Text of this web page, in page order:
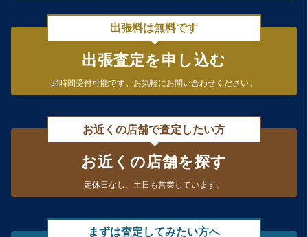
出張料は無料です
出張査定を申し込む
24時間受付可能です。 お気軽にお問い合わせください。
お近くの店舗で査定したい方
お近くの店舗を探す
定休日なし、 土日も営業しています。
まずは査定してみたい方へ